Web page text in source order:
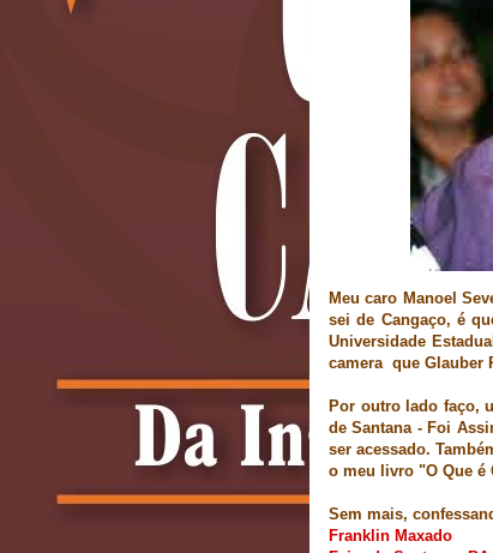
Meu caro Manoel
sei de Cangaço, é
Universidade
camera que Glauber
Por outro lado faço,
de Santana - Foi
ser acessado.
o meu livro "O Que é
Sem mais,
Franklin Maxado